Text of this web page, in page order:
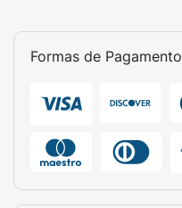
Formas de Pagamento